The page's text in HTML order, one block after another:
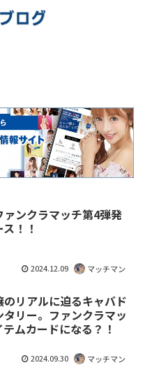
ァンクラマッチ第4弾発
！！
2024.12.09 マッチマン
のリアルに迫るキャバド
タリー。ファンクラマッ
ムカードになる？！
2024.09.30 マッチマン